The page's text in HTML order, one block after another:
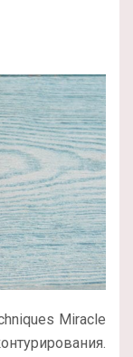
Miracle